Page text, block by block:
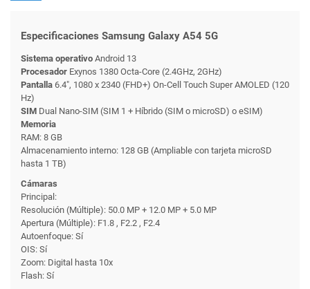
Especificaciones Samsung Galaxy A54 5G
Sistema operativo Android 13
Procesador Exynos 1380 Octa-Core (2.4GHz, 2GHz)
Pantalla 6.4", 1080 x 2340 (FHD+) On-Cell Touch Super AMOLED (120
Hz)
SIM Dual Nano-SIM (SIM 1 + Híbrido (SIM o microSD) o eSIM)
Memoria
RAM: 8 GB
Almacenamiento interno: 128 GB (Ampliable con tarjeta microSD
hasta 1 TB)
Cámaras
Principal:
Resolución (Múltiple): 50.0 MP + 12.0 MP + 5.0 MP
Apertura (Múltiple): F1.8 , F2.2 , F2.4
Autoenfoque: Sí
OIS: Sí
Zoom: Digital hasta 10x
Flash: Sí